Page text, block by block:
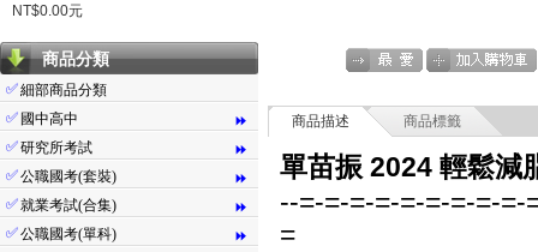
NT$0.00元
商品分類
✅細部商品分類
⏩
✅ 國中高中
⏩
✅研究所考試
⏩
✅公職國考(套裝)
⏩
✅就業考試(合集)
⏩
✅公職國考(單科)
商品描述 商品標籤
單苗振 2024 輕鬆減
--=-=-=-=-=-=-=-=-=-
=